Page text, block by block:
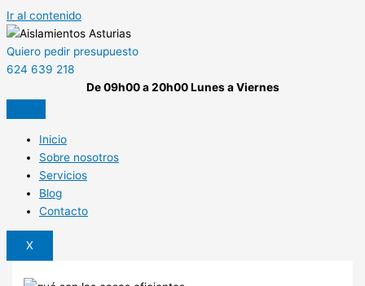
Ir al contenido
Quiero pedir presupuesto
624 639 218
De 09h00 a 20h00 Lunes a Viernes
Inicio
Sobre nosotros
Servicios
Blog
Contacto
X